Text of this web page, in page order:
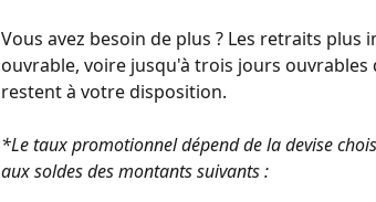
Vous avez besoin de plus ? Les retraits
ouvrable, voire jusqu'à trois jours ouvrables
restent à votre disposition.
*Le taux promotionnel dépend de la devise
aux soldes des montants suivants :